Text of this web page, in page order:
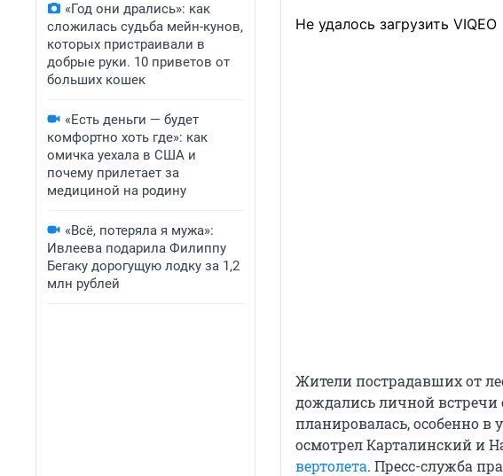
«Год они дрались»: как
сложилась судьба мейн-кунов,
которых пристраивали в
добрые руки. 10 приветов от
больших кошек
«Есть деньги — будет
комфортно хоть где»: как
омичка уехала в США и
почему прилетает за
медициной на родину
«Всё, потеряла я мужа»:
Ивлеева подарила Филиппу
Бегаку дорогущую лодку за 1,2
млн рублей
Не удалось загрузить VIQEO
Жители пострадавших от
дождались личной встречи
планировалась, особенно
осмотрел Карталинский и
вертолета. Пресс-служба